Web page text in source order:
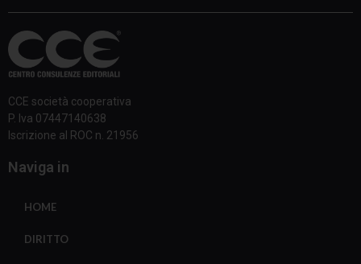
CCE società cooperativa
P. Iva 07447140638
Iscrizione al ROC n. 21956
Naviga in
HOME
DIRITTO